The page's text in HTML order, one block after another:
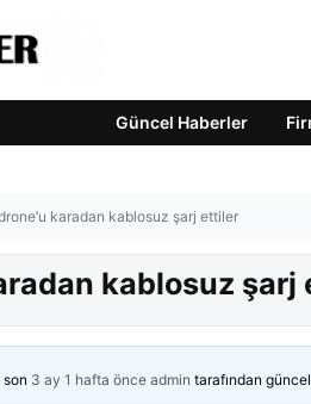
Güncel Haberler
karadan kablosuz şarj ettiler
kablosuz
son 3 ay 1 hafta önce admin tarafından